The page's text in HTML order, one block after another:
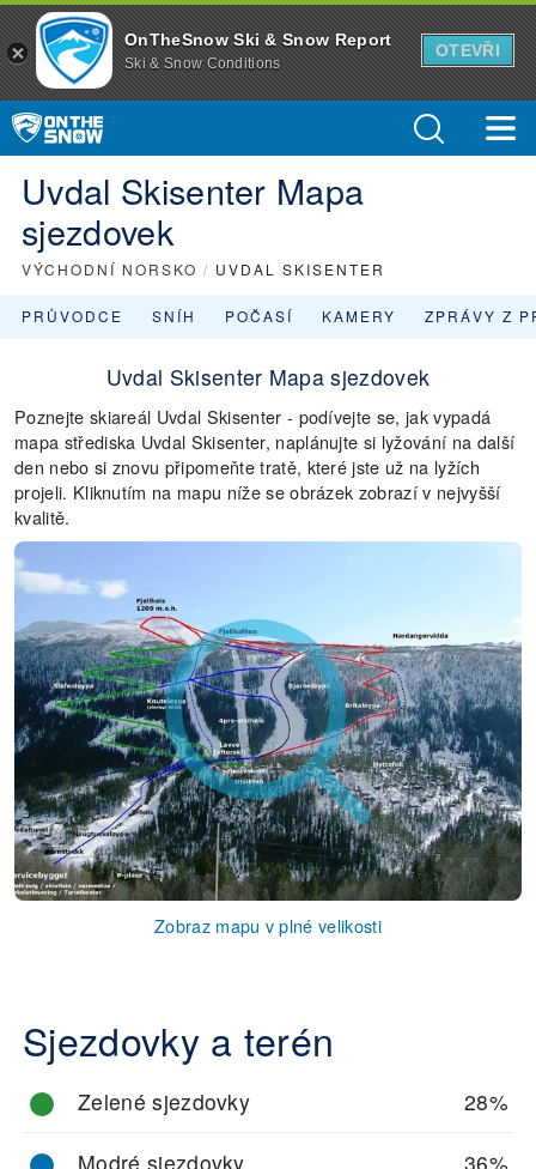
OnTheSnow Ski & Snow Report
Ski & Snow Conditions
OTEVŘI
Uvdal Skisenter Mapa
sjezdovek
VÝCHODNÍ NORSKO / UVDAL SKISENTER
PRŮVODCE SNÍH POČASÍ KAMERY ZPRÁVY Z
Uvdal Skisenter Mapa sjezdovek
Poznejte skiareál Uvdal Skisenter - podívejte se, jak vypadá
mapa střediska Uvdal Skisenter, naplánujte si lyžování na další
den nebo si znovu připomeňte tratě, které jste už na lyžích
projeli. Kliknutím na mapu níže se obrázek zobrazí v nejvyšší
kvalitě.
Zobraz mapu v plné velikosti
Sjezdovky a terén
Zelené sjezdovky 28%
Modré sjezdovky 36%